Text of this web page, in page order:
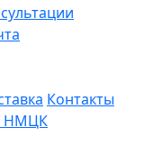
Контакты
НМЦК